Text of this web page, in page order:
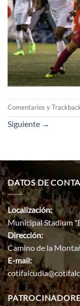
Comentarios y
Siguiente →
DATOS DE
Localización:
Municipal Stadium
Dirección:
Camino de la
E-mail: